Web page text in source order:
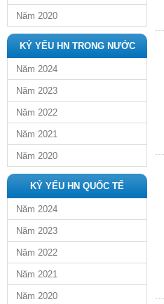
Năm 2020
KỶ YẾU HN TRONG NƯỚC
Năm 2024
Năm 2023
Năm 2022
Năm 2021
Năm 2020
KỶ YẾU HN QUỐC TẾ
Năm 2024
Năm 2023
Năm 2022
Năm 2021
Năm 2020